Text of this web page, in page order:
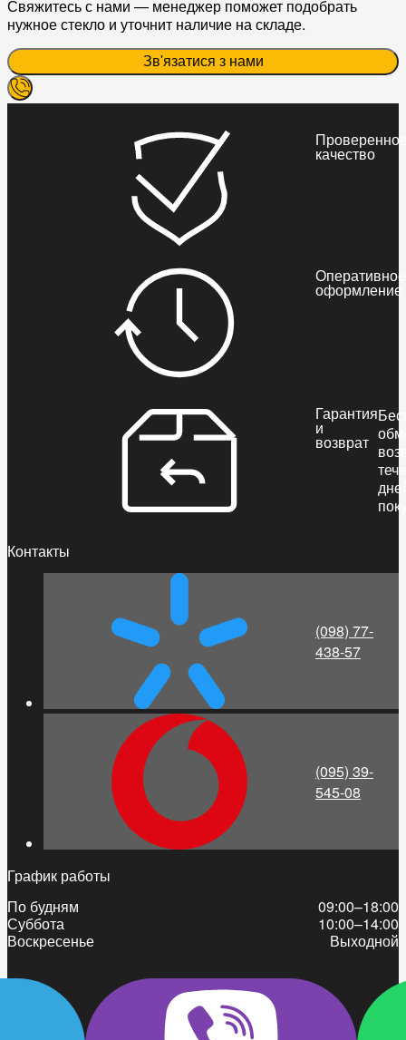
Свяжитесь с нами — менеджер поможет подобрать
нужное стекло и уточнит наличие на складе.
Зв'язатися з нами
качество
Оперативное
оформление
Гарантия
и
возврат
Контакты
(098) 77-
438-57
(095) 39-
545-08
График работы
По будням
09:00–18:00
Суббота
10:00–14:00
Воскресенье
Выходной